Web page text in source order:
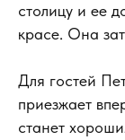
столицу и ее
красе. Она
Для гостей
приезжает
станет